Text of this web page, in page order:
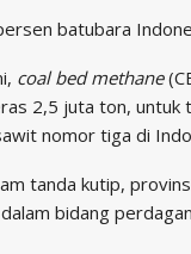
batubara
coal bed methane
2,5 juta ton,
nomor tiga di
tanda kutip,
bidang